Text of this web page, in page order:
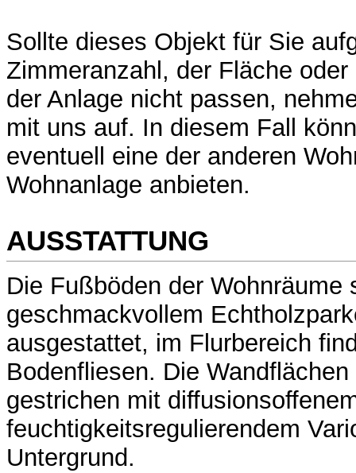
Sollte dieses Objekt für Sie
Zimmeranzahl, der Fläche
der Anlage nicht passen,
mit uns auf. In diesem Fall
eventuell eine der anderen
Wohnanlage anbieten.
AUSSTATTUNG
Die Fußböden der Wohnräume
geschmackvollem
ausgestattet, im Flurbereich
Bodenfliesen. Die
gestrichen mit
feuchtigkeitsregulierendem
Untergrund.